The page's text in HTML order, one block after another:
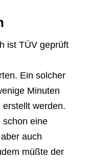
ist TÜV geprüft
Ein solcher
Minuten
werden.
schon eine
auch
müßte der